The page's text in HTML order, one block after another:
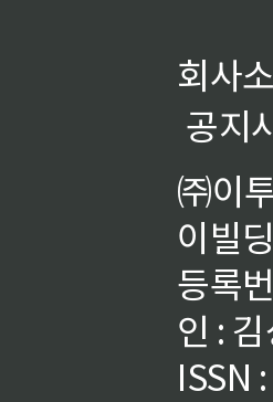
회사
공지
㈜이
이빌
등록
인 :
ISSN